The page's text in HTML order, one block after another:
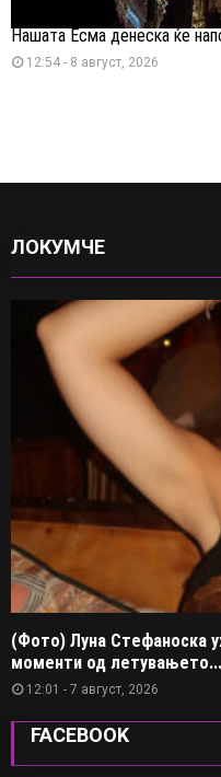
Нашата Есма денеска ќе
12:54 - 8 август, 2026
ЛОКУМЧЕ
(Фото) Луна Стефаноска
моменти од летувањето...
12:01 - 7 август, 2026
FACEBOOK